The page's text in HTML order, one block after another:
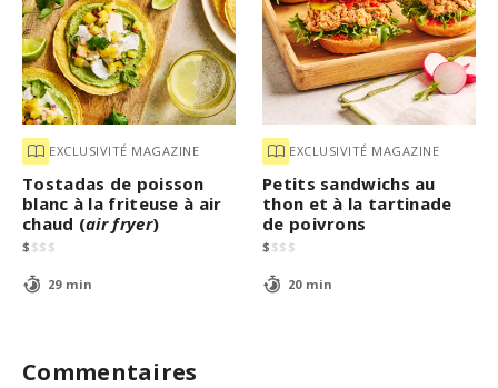
EXCLUSIVITÉ MAGAZINE
Tostadas de poisson
blanc à la friteuse à air
chaud (air fryer)
$ $$ $
29 min
EXCLUSIVITÉ MAGAZINE
Petits sandwichs au
thon et à la tartinade
de poivrons
$ $$ $
20 min
Commentaires